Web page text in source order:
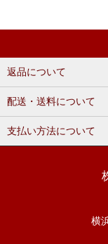
返品について
配送・送料について
支払い方法について
横